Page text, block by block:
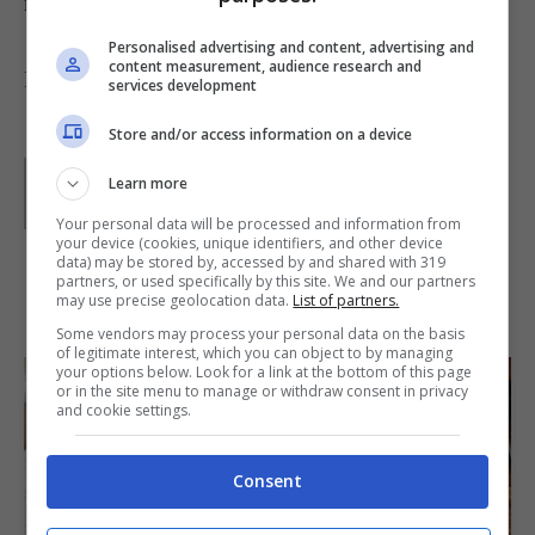
Foto di ze na cozinha … ze in the kitchen
Paoletta è stata collaboratrice di Buttalapasta dal 2008
primi ai contorni, dai secondi ai dolci.
IN PRIMO PIANO
Personalised advertising and content, advertising and
content measurement, audience research and
services development
Store and/or access information on a device
Learn more
Your personal data will be processed and information from
your device (cookies, unique identifiers, and other device
data) may be stored by, accessed by and shared with 319
partners, or used specifically by this site. We and our partners
may use precise geolocation data. List of partners.
Some vendors may process your personal data on the basis
of legitimate interest, which you can object to by managing
your options below. Look for a link at the bottom of this page
or in the site menu to manage or withdraw consent in privacy
and cookie settings.
Consent